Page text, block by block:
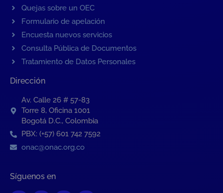
Quejas sobre un OEC
Formulario de apelación
Encuesta nuevos servicios
Consulta Pública de Documentos
Tratamiento de Datos Personales
Dirección
Av. Calle 26 # 57-83
Torre 8, Oficina 1001
Bogotá D.C., Colombia
PBX: (+57) 601 742 7592
onac@onac.org.co
Síguenos en